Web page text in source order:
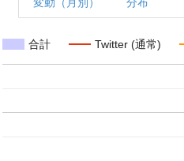
合計 Twitter (通常)